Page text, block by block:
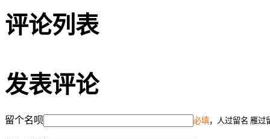
评论列表
发表评论
留个名呗 必填，人过留名 雁过